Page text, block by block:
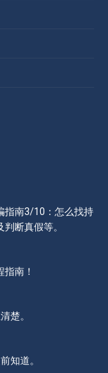
指南3/10：怎么找持
断真假等。
南！
楚。
知道。